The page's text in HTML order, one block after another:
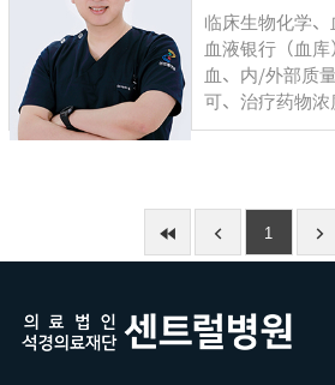
临床生物化学、
血液银行（血
血、内/外部质
可、治疗药物浓
1